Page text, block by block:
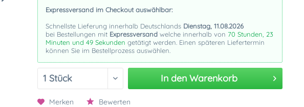
Expressversand im Checkout auswählbar:
Schnellste Lieferung innerhalb Deutschlands Dienstag, 11.08.2026
bei Bestellungen mit Expressversand welche innerhalb von70 Stunden, 23
Minuten und 48 Sekunden getätigt werden. Einen späteren Liefertermin
können Sie im Bestellprozess auswählen.
In den Warenkorb
Merken Bewerten